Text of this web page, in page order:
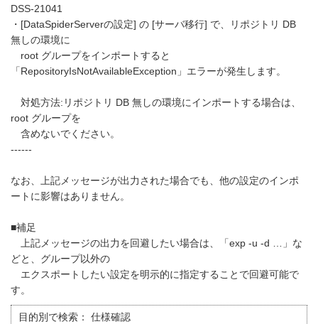
DSS-21041
・[DataSpiderServerの設定] の [サーバ移行] で、リポジトリ DB
無しの環境に
root グループをインポートすると
「RepositoryIsNotAvailableException」エラーが発生します。
対処方法:リポジトリ DB 無しの環境にインポートする場合は、
root グループを
含めないでください。
------
なお、上記メッセージが出力された場合でも、他の設定のインポ
ートに影響はありません。
■補足
上記メッセージの出力を回避したい場合は、「exp -u -d …」な
どと、グループ以外の
エクスポートしたい設定を明示的に指定することで回避可能で
す。
目的別で検索： 仕様確認